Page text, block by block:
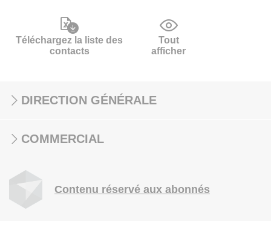
Téléchargez la liste des
contacts
Tout
afficher
DIRECTION GÉNÉRALE
COMMERCIAL
Contenu réservé aux abonnés